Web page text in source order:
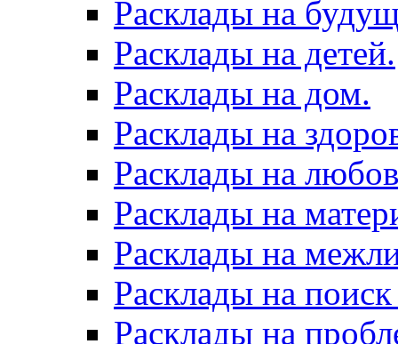
Расклады на
Расклады на детей.
Расклады на дом.
Расклады на
Расклады на
Расклады на
Расклады на
Расклады на
Расклады на